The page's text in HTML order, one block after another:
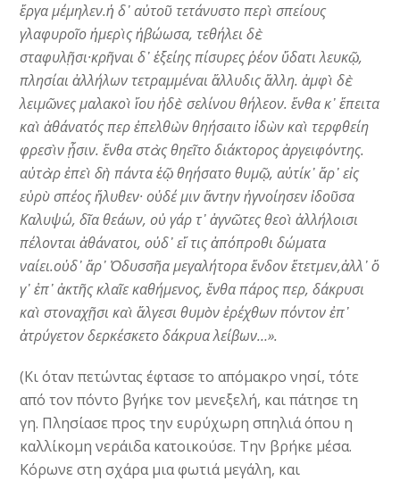
ἔργα μέμηλεν.ἡ δ᾽ αὐτοῦ τετάνυστο περὶ σπείους
γλαφυροῖο ἡμερὶς ἡβώωσα, τεθήλει δὲ
σταφυλῇσι·κρῆναι δ᾽ ἑξείης πίσυρες ῥέον ὕδατι λευκῷ,
πλησίαι ἀλλήλων τετραμμέναι ἄλλυδις ἄλλη. ἀμφὶ δὲ
λειμῶνες μαλακοὶ ἴου ἠδὲ σελίνου θήλεον. ἔνθα κ᾽ ἔπειτα
καὶ ἀθάνατός περ ἐπελθὼν θηήσαιτο ἰδὼν καὶ τερφθείη
φρεσὶν ᾗσιν. ἔνθα στὰς θηεῖτο διάκτορος ἀργειφόντης.
αὐτὰρ ἐπεὶ δὴ πάντα ἑῷ θηήσατο θυμῷ, αὐτίκ᾽ ἄρ᾽ εἰς
εὐρὺ σπέος ἤλυθεν· οὐδέ μιν ἄντην ἠγνοίησεν ἰδοῦσα
Καλυψώ, δῖα θεάων, οὐ γάρ τ᾽ ἀγνῶτες θεοὶ ἀλλήλοισι
πέλονται ἀθάνατοι, οὐδ᾽ εἴ τις ἀπόπροθι δώματα
ναίει.οὐδ᾽ ἄρ᾽ Ὀδυσσῆα μεγαλήτορα ἔνδον ἔτετμεν,ἀλλ᾽ ὅ
γ᾽ ἐπ᾽ ἀκτῆς κλαῖε καθήμενος, ἔνθα πάρος περ, δάκρυσι
καὶ στοναχῇσι καὶ ἄλγεσι θυμὸν ἐρέχθων πόντον ἐπ᾽
ἀτρύγετον δερκέσκετο δάκρυα λείβων…».
(Κι όταν πετώντας έφτασε το απόμακρο νησί, τότε
από τον πόντο βγήκε τον μενεξελή, και πάτησε τη
γη. Πλησίασε προς την ευρύχωρη σπηλιά όπου η
καλλίκομη νεράιδα κατοικούσε. Την βρήκε μέσα.
Κόρωνε στη σχάρα μια φωτιά μεγάλη, και